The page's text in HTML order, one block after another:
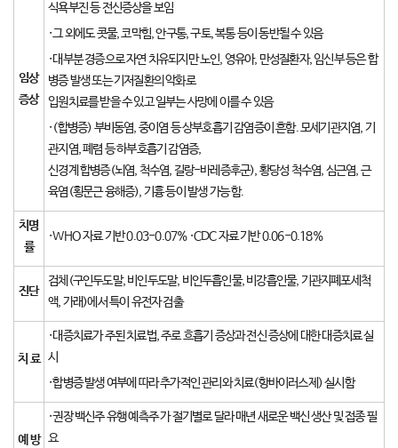
임상
증상
식욕부진 등 전신증상을 보임
·그 외에도 콧물, 코막힘, 안구통, 구토, 복통 등이 동반될 수 있음
·대부분 경증으로 자연 치유되지만 노인, 영유아, 만성질환자, 임신부 등은 합
병증 발생 또는 기저질환의 악화로
입원치료를 받을 수 있고 일부는 사망에 이를 수 있음
·(합병증) 부비동염, 중이염 등 상부호흡기 감염증이 흔함. 모세기관지염, 기
관지염, 폐렴 등 하부호흡기 감염증,
신경계 합병증(뇌염, 척수염, 길랑-바레증후군), 황당성 척수염, 심근염, 근
육염(횡문근 융해증), 기흉 등이 발생 가능 함.
치명
률
·WHO 자료 기반 0.03-0.07% ·CDC 자료 기반 0.06-0.18%
진단
검체(구인두도말, 비인두도말, 비인두흡인물, 비강흡인물, 기관지폐포세척
액, 가래)에서 특이 유전자 검출
치 료
·대증치료가 주된 치료법, 주로 흐흡기 증상과 전신 증상에 대한 대증치료 실
시
·합병증 발생 여부에 따라 추가적인 관리와 치료(항바이러스제) 실시함
예 방
·권장 백신주 유행 예측주 가 절기별로 달라 매년 새로운 백신 생산 및 접종 필
요